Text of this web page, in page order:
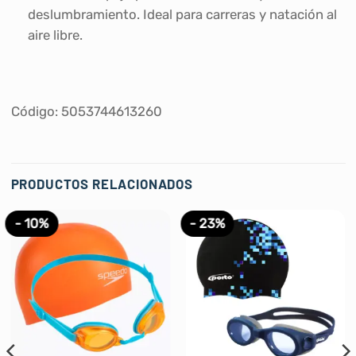
deslumbramiento. Ideal para carreras y natación al
aire libre.
Código: 5053744613260
PRODUCTOS RELACIONADOS
- 10% - 23%